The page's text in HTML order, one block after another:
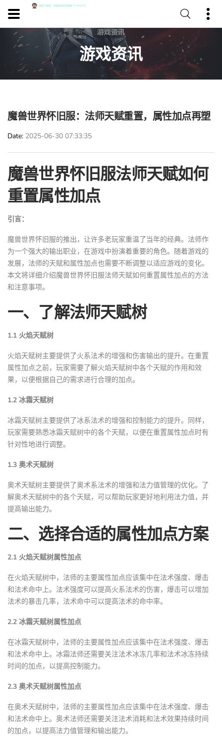
游戏资讯
魔兽世界怀旧服：法师天赋重置，属性加点再塑
Date 2025-06-30 07:33:35
魔兽世界怀旧服法师天赋如何
重置属性加点
引言：
魔兽世界怀旧服的推出，让许多老玩家重温了当年的经典。法师作
为一个强大的输出职业，在游戏中扮演着重要的角色。随着游戏的
发展，法师的天赋和属性加点也需要不断调整以适应游戏的变化。
本文将详细介绍魔兽世界怀旧服法师天赋如何重置属性加点的方法
和注意事项。
一、了解法师天赋树
1.1 火焰天赋树
火焰天赋树主要提供了火系法术的增强和伤害输出的提升。在重置
属性加点之前，玩家需要了解火焰天赋树中各个天赋的作用和效
果，以便根据自己的需求进行合理的加点。
1.2 冰霜天赋树
冰霜天赋树主要提供了冰系法术的增强和控制能力的提升。同样，
玩家需要熟悉冰霜天赋树中的各个天赋，以便在重置属性加点时有
针对性地进行调整。
1.3 奥术天赋树
奥术天赋树主要提供了奥术系法术的增强和法力值管理的优化。了
解奥术天赋树中的各个天赋，可以帮助玩家更好地利用法力值，并
提高输出能力。
二、选择合适的属性加点方案
2.1 火焰天赋树属性加点
在火焰天赋树中，法师的主要属性加点应该集中在法术强度、爆击
和法术命中上。法术强度可以提高火系法术的伤害，爆击可以增加
法术的暴击几率，法术命中可以提高法术的命中率。
2.2 冰霜天赋树属性加点
在冰霜天赋树中，法师的主要属性加点应该集中在法术强度、爆击
和法术命中上。冰霜法师还需要关注法术冰冻几率和法术冰冻持续
时间的加点，以提高控制能力。
2.3 奥术天赋树属性加点
在奥术天赋树中，法师的主要属性加点应该集中在法术强度、爆击
和法术命中上。奥术法师还需要关注法术消耗和法术效果持续时间
的加点，以提高法力值管理和输出能力。